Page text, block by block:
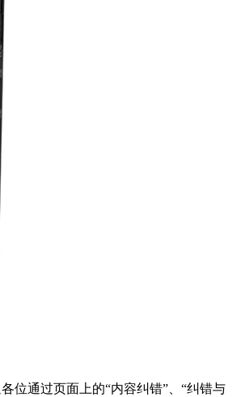
位通过页面上的“内容纠错”、“纠错与